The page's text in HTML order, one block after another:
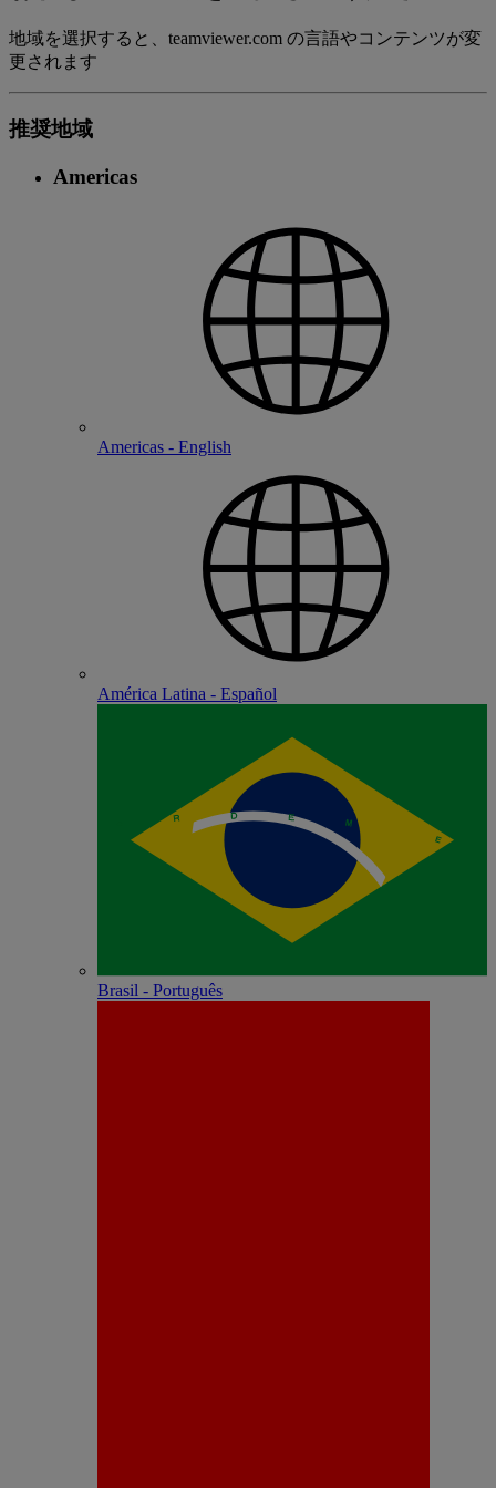
地域を選択すると、teamviewer.com の言語やコンテンツが変
更されます
推奨地域
Americas
Americas - English
América Latina - Español
Brasil - Português